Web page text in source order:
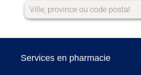
Services en pharmacie